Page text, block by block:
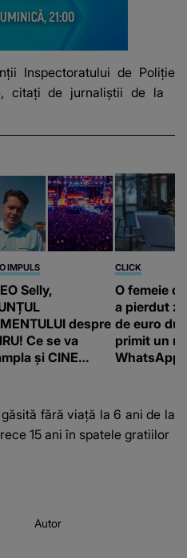
Inspectoratului de Poliţie
citați de jurnaliștii de la
IMPULS
Selly,
despre
Ce se va
și CINE
că..."
CLICK
O femeie
a pierdut
de euro
primit un
Franța
fără viață la 6 ani de la
15 ani în spatele gratiilor
Autor